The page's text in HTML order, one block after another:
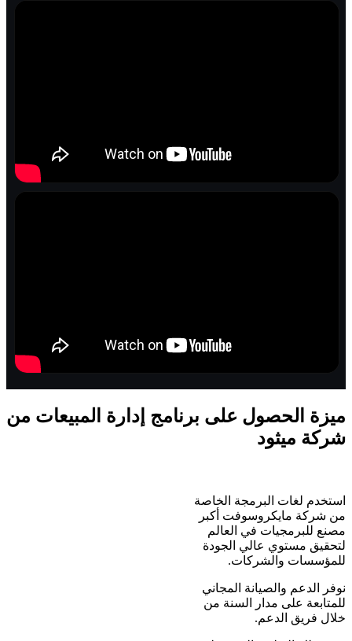
ميزة الحصول على برنامج إدارة المبيعات من
شركة ميثود
استخدم لغات البرمجة الخاصة
من شركة مايكروسوفت أكبر
مصنع للبرمجيات في العالم
لتحقيق مستوي عالي الجودة
للمؤسسات والشركات.
نوفر الدعم والصيانة المجاني
للمتابعة على مدار السنة من
خلال فريق الدعم.